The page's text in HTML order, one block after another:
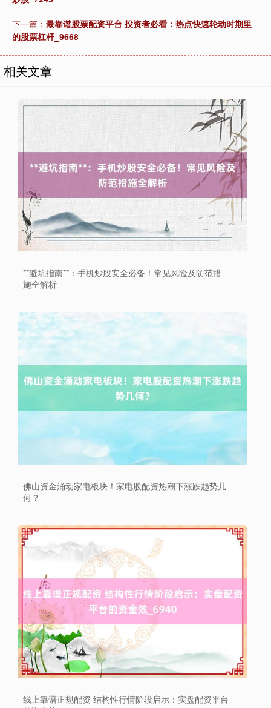
下一篇： 最靠谱股票配资平台 投资者必看：热点快速轮动时期里
的股票杠杆_9668
相关文章
**避坑指南**：手机炒股安全必备！常见风险及防范措
施全解析
佛山资金涌动家电板块！家电股配资热潮下涨跌趋势几
何？
线上靠谱正规配资 结构性行情阶段启示：实盘配资平台
上证综指 3900.35 +21.92 +0.57%
深证成指 -0.24%
沪深300 4651.31 -6.85 -0.15%
北证50 1122.88